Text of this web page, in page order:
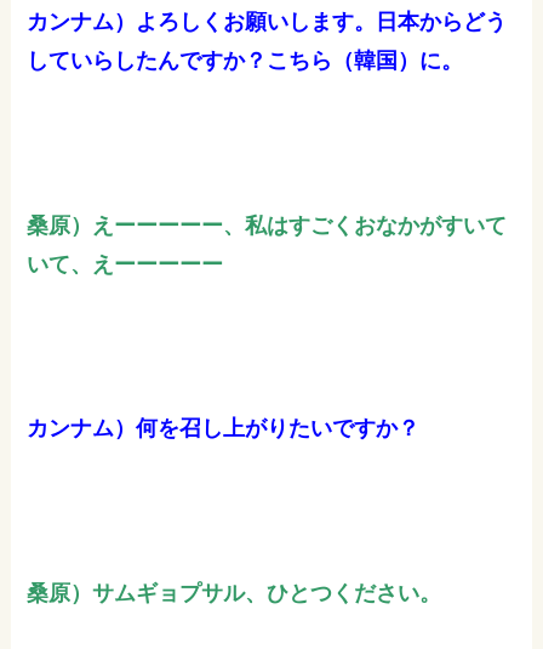
カンナム）よろしくお願いします。日本からどう
していらしたんですか？こちら（韓国）に。
桑原）えーーーーー、私はすごくおなかがすいて
いて、えーーーーー
カンナム）何を召し上がりたいですか？
桑原）サムギョプサル、ひとつください。